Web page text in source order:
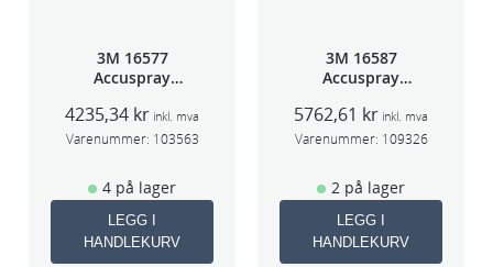
3M 16577
Accuspray
HG14
4235,34 kr inkl. mva
Varenummer: 103563
4 på lager
LEGG I
HANDLEKURV
3M 16587
Accuspray
HGP
5762,61 kr inkl. mva
Varenummer: 109326
2 på lager
LEGG I
HANDLEKURV